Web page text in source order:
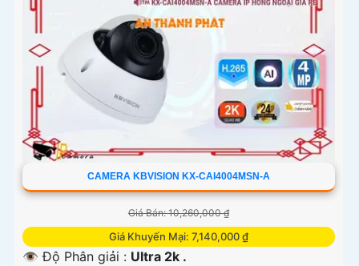
CAMERA KBVISION KX-CAI4004MSN-A
Giá Bán: 10,260,000 ₫
Giá Khuyến Mại: 7,140,000 ₫
👁 Độ Phân giải : Ultra 2k .